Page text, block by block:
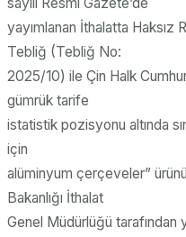
yayımlanan İthalatta Haksız
Tebliğ (Tebliğ No:
2025/10) ile Çin Halk
gümrük tarife
istatistik pozisyonu altında
için
alüminyum çerçeveler”
Bakanlığı İthalat
Genel Müdürlüğü tarafından